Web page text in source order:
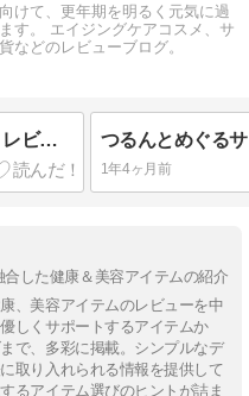
けて、更年期を明るく元気に過
す。 エイジングケアコスメ、サ
などのレビューブログ。
つるんとめぐるサプリ【NIS:II】 レビュー
1年4ヶ月前
した健康＆美容アイテムの紹介
、美容アイテムのレビューを中
しくサポートするアイテムか
で、多彩に掲載。シンプルなデ
取り入れられる情報を提供して
るアイテム選びのヒントが詰ま